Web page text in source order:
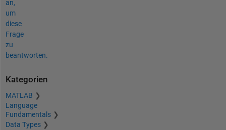
an,
um
diese
Frage
zu
beantworten.
Kategorien
MATLAB
Language
Fundamentals
Data Types